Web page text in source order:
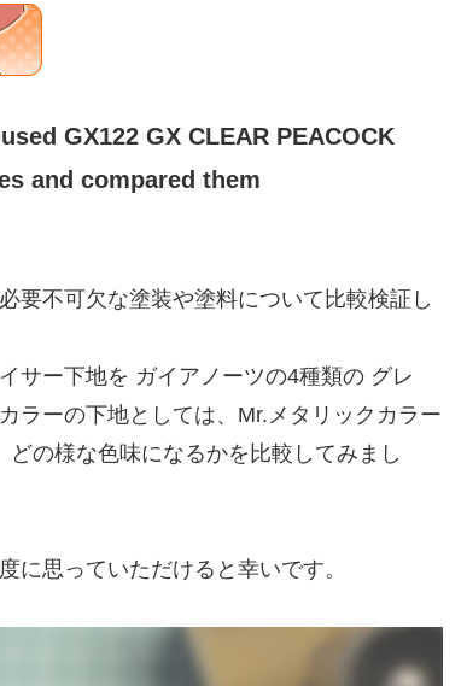
GX122 GX CLEAR PEACOCK
and compared them
要不可欠な塗装や塗料について比較検証し
サー下地を ガイアノーツの4種類の グレ
ラーの下地としては、Mr.メタリックカラー
の様な色味になるかを比較してみまし
に思っていただけると幸いです。